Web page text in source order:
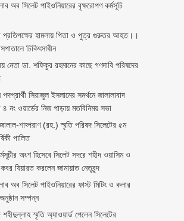
অব সিলেট পাইওনিয়ারের বৃক্ষরোপণ কর্মসূচি
প্রতিপক্ষের হামলায় পিতা ও পুত্র গুরুতর আহত।।
চিকিৎসাধীন
নেতা ডা. শফিকুর রহমানের কাছে গণদাবি পরিষদের
পদপ্রার্থী সিরাজুল ইসলামের সমর্থনে জালালাবাদ
৪ নং ওয়ার্ডের নিজ পাড়ায় মতবিনিময় সভা
শাহ্পরাণ (রহ.) স্মৃতি পরিষদ সিলেটের ৫ম
পালিত
অংশ হিসেবে সিলেট সদরে শহীদ ওয়াসিম ও
যিয়ারত করলেন জামায়াত নেতৃবৃন্দ
অব সিলেট পাইওনিয়ারের ফাস্ট মিটিং ও কলার
সম্পন্ন
স্মৃতি অ্যাওয়ার্ড পেলেন সিলেটের